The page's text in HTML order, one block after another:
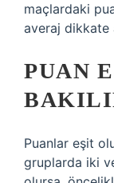
maçlardaki
averaj dikkate
PUAN
Puanlar eşit
gruplarda iki